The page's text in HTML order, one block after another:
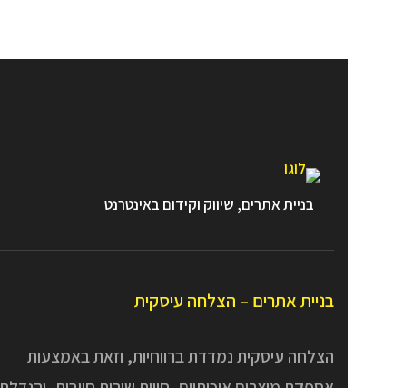
בניית אתרים, שיווק וקידום באינטרנט
בניית אתרים – הצלחה עיסקית
הצלחה עיסקית נמדדת ברווחיות, וזאת באמצעות